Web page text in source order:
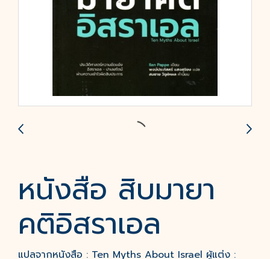
หนังสือ​ สิบมายา
คติอิสราเอล
แปลจากหนังสือ : Ten Myths About Israel ผู้แต่ง :